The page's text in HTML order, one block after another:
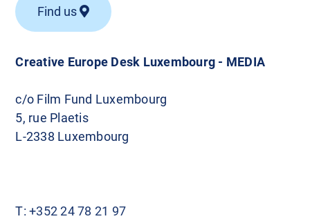
Creative Europe Desk Luxembourg - MEDIA
c/o Film Fund Luxembourg
5, rue Plaetis
L-2338 Luxembourg
T:+352 24 78 21 97
Find us